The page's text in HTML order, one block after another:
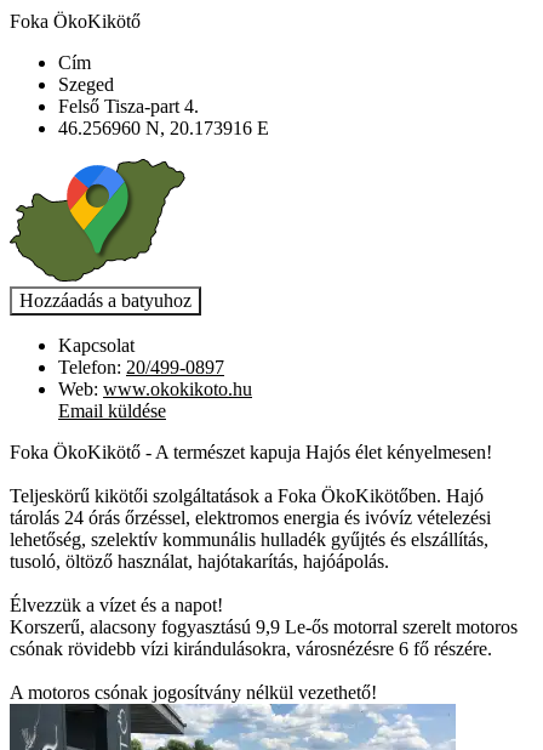
Foka ÖkoKikötő
Cím
Szeged
Felső Tisza-part 4.
46.256960 N, 20.173916 E
Kapcsolat
Telefon: 20/499-0897
Web: www.okokikoto.hu
Email küldése
Foka ÖkoKikötő - A természet kapuja Hajós élet kényelmesen!
Teljeskörű kikötői szolgáltatások a Foka ÖkoKikötőben. Hajó
tárolás 24 órás őrzéssel, elektromos energia és ivóvíz vételezési
lehetőség, szelektív kommunális hulladék gyűjtés és elszállítás,
tusoló, öltöző használat, hajótakarítás, hajóápolás.
Élvezzük a vízet és a napot!
Korszerű, alacsony fogyasztású 9,9 Le-ős motorral szerelt motoros
csónak rövidebb vízi kirándulásokra, városnézésre 6 fő részére.
A motoros csónak jogosítvány nélkül vezethető!